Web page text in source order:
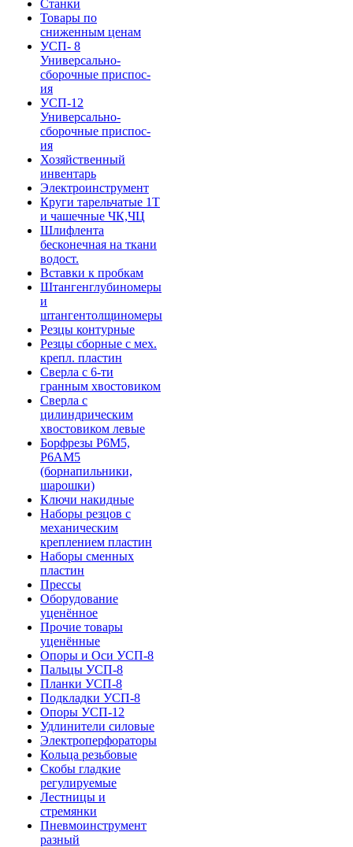
Станки
Товары по
сниженным ценам
УСП- 8
Универсально-
сборочные приспос-
ия
УСП-12
Универсально-
сборочные приспос-
ия
Хозяйственный
инвентарь
Электроинструмент
Круги тарельчатые 1Т
и чашечные ЧК,ЧЦ
Шлифлента
бесконечная на ткани
водост.
Вставки к пробкам
Штангенглубиномеры
и
штангентолщиномеры
Резцы контурные
Резцы сборные с мех.
крепл. пластин
Сверла с 6-ти
гранным хвостовиком
Сверла с
цилиндрическим
хвостовиком левые
Борфрезы Р6М5,
Р6АМ5
(борнапильники,
шарошки)
Ключи накидные
Наборы резцов с
механическим
креплением пластин
Наборы сменных
пластин
Прессы
Оборудование
уценённое
Прочие товары
уценённые
Опоры и Оси УСП-8
Пальцы УСП-8
Планки УСП-8
Подкладки УСП-8
Опоры УСП-12
Удлинители силовые
Электроперфораторы
Кольца резьбовые
Скобы гладкие
регулируемые
Лестницы и
стремянки
Пневмоинструмент
разный